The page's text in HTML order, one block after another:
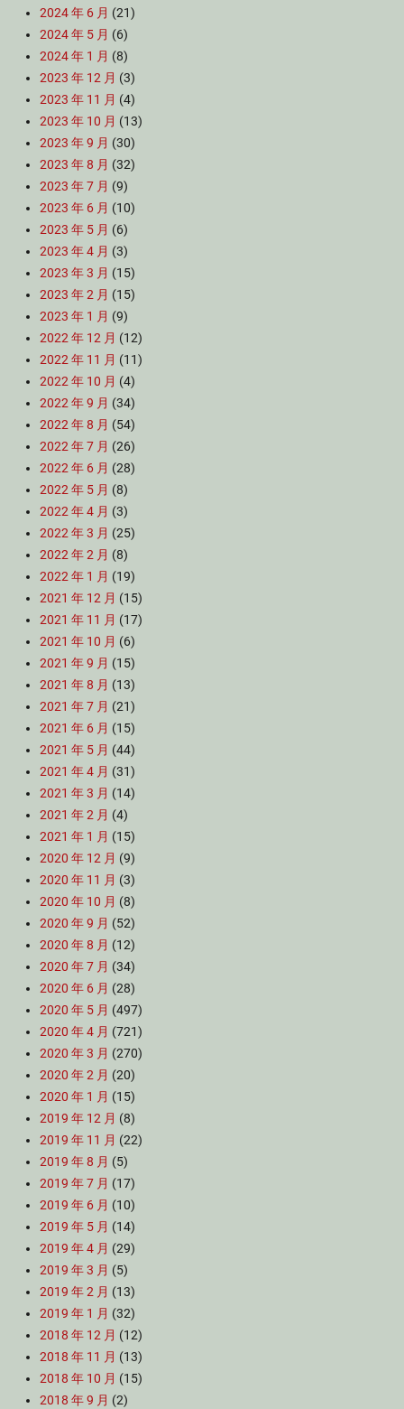
2024 年 6 月 (21)
2024 年 5 月 (6)
2024 年 1 月 (8)
2023 年 12 月 (3)
2023 年 11 月 (4)
2023 年 10 月 (13)
2023 年 9 月 (30)
2023 年 8 月 (32)
2023 年 7 月 (9)
2023 年 6 月 (10)
2023 年 5 月 (6)
2023 年 4 月 (3)
2023 年 3 月 (15)
2023 年 2 月 (15)
2023 年 1 月 (9)
2022 年 12 月 (12)
2022 年 11 月 (11)
2022 年 10 月 (4)
2022 年 9 月 (34)
2022 年 8 月 (54)
2022 年 7 月 (26)
2022 年 6 月 (28)
2022 年 5 月 (8)
2022 年 4 月 (3)
2022 年 3 月 (25)
2022 年 2 月 (8)
2022 年 1 月 (19)
2021 年 12 月 (15)
2021 年 11 月 (17)
2021 年 10 月 (6)
2021 年 9 月 (15)
2021 年 8 月 (13)
2021 年 7 月 (21)
2021 年 6 月 (15)
2021 年 5 月 (44)
2021 年 4 月 (31)
2021 年 3 月 (14)
2021 年 2 月 (4)
2021 年 1 月 (15)
2020 年 12 月 (9)
2020 年 11 月 (3)
2020 年 10 月 (8)
2020 年 9 月 (52)
2020 年 8 月 (12)
2020 年 7 月 (34)
2020 年 6 月 (28)
2020 年 5 月 (497)
2020 年 4 月 (721)
2020 年 3 月 (270)
2020 年 2 月 (20)
2020 年 1 月 (15)
2019 年 12 月 (8)
2019 年 11 月 (22)
2019 年 8 月 (5)
2019 年 7 月 (17)
2019 年 6 月 (10)
2019 年 5 月 (14)
2019 年 4 月 (29)
2019 年 3 月 (5)
2019 年 2 月 (13)
2019 年 1 月 (32)
2018 年 12 月 (12)
2018 年 11 月 (13)
2018 年 10 月 (15)
2018 年 9 月 (2)